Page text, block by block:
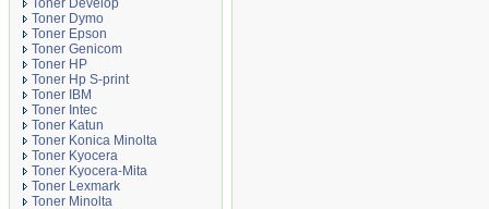
Toner Develop
Toner Dymo
Toner Epson
Toner Genicom
Toner HP
Toner Hp S-print
Toner IBM
Toner Intec
Toner Katun
Toner Konica Minolta
Toner Kyocera
Toner Kyocera-Mita
Toner Lexmark
Toner Minolta